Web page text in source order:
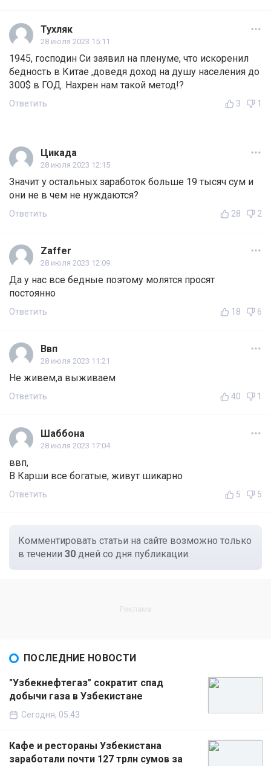
Тухляк
28 июля 2023 15:11
1945, господин Си заявил на пленуме, что искоренил
бедность в Китае ,доведя доход на душу населения до
300$ в ГОД. Нахрен нам такой метод!?
Ответить 3 1
Цикада
28 июля 2023 12:15
Значит у остальных заработок больше 19 тысяч сум и
они не в чем не нуждаются?
Ответить 28 2
Zaffer
28 июля 2023 12:09
Да у нас все бедные поэтому молятся просят
постоянно
Ответить 18 6
Ввп
28 июля 2023 11:21
Не живем,а выживаем
Ответить 40 1
Шаббона
28 июля 2023 17:04
ввп,
В Карши все богатые, живут шикарно
Ответить 5 5
Комментировать статьи на сайте возможно только
в течении 30 дней со дня публикации.
ПОСЛЕДНИЕ НОВОСТИ
"Узбекнефтегаз" сократит спад
добычи газа в Узбекистане
Сегодня, 05:43
Кафе и рестораны Узбекистана
заработали почти 127 трлн сумов за